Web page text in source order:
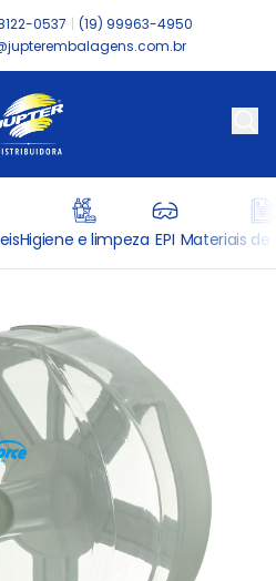
0537
(19) 99963-4950
Higiene e limpeza EPI Materiais de